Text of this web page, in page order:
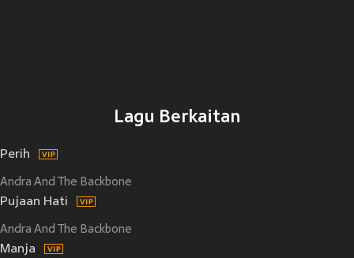
Lagu Berkaitan
Perih
Andra And The Backbone
Pujaan Hati
Andra And The Backbone
Manja